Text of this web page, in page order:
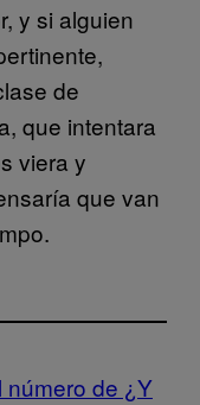
y si alguien
de
que intentara
viera y
que van
número de ¿Y